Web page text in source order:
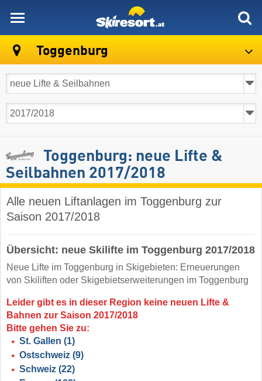
Toggenburg
Toggenburg: neue Lifte &
Seilbahnen 2017/2018
Alle neuen Liftanlagen im Toggenburg zur
Saison 2017/2018
Übersicht: neue Skilifte im Toggenburg 2017/2018
Neue Lifte im Toggenburg in Skigebieten: Erneuerungen
von Skiliften oder Skigebietserweiterungen im Toggenburg
Leider gibt es in dieser Region keine neuen Lifte &
Bahnen zur Saison 2017/2018
Bitte gehen Sie zu:
St. Gallen (1)
Ostschweiz (9)
Schweiz (22)